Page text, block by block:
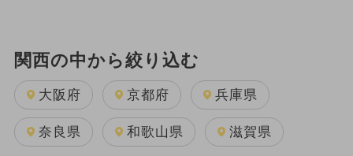
関西の中から絞り込む
大阪府 京都府 兵庫県
奈良県 和歌山県 滋賀県